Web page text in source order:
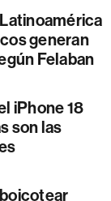
generan
Felaban
iPhone 18
son las